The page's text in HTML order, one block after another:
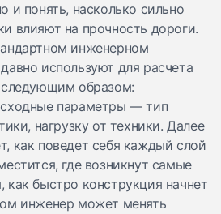
и понять, насколько сильно
влияют на прочность дороги.
инженерном
используют для расчета
следующим образом:
параметры — тип
нагрузку от техники. Далее
как поведет себя каждый слой
где возникнут самые
как быстро конструкция начнет
инженер может менять